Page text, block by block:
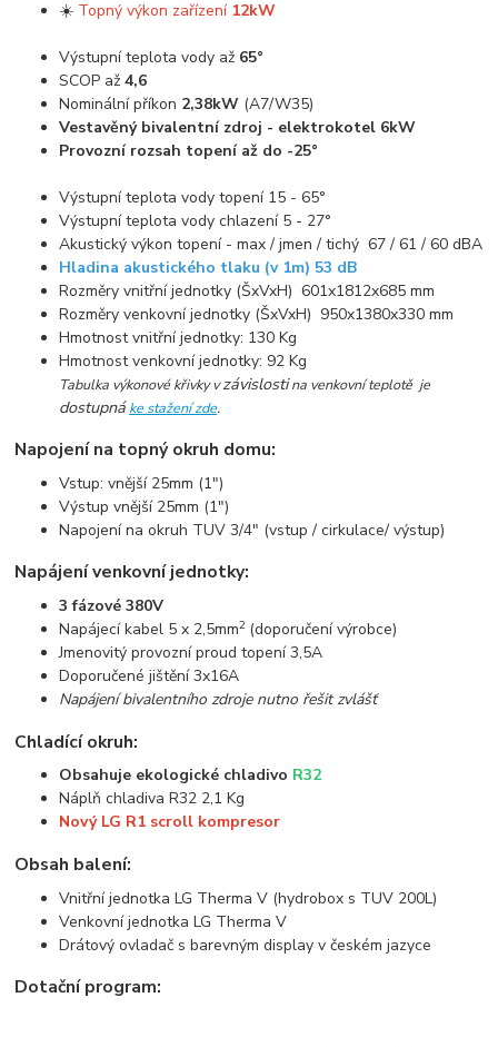
☀️ Topný výkon zařízení12kW
Výstupní teplota vody až 65°
SCOP až 4,6
Nominální příkon 2,38kW (A7/W35)
Vestavěný bivalentní zdroj - elektrokotel 6kW
Provozní rozsah topení až do -25°
Výstupní teplota vody topení 15 - 65°
Výstupní teplota vody chlazení 5 - 27°
Akustický výkon topení - max / jmen / tichý 67 / 61 / 60 dBA
Hladina akustického tlaku (v 1m) 53 dB
Rozměry vnitřní jednotky (ŠxVxH) 601x1812x685 mm
Rozměry venkovní jednotky (ŠxVxH) 950x1380x330 mm
Hmotnost vnitřní jednotky: 130 Kg
Hmotnost venkovní jednotky: 92 Kg
Tabulka výkonové křivky vzávislostina venkovní teplotě je
dostupná ke stažení zde.
Napojení na topný okruh domu:
Vstup: vnější 25mm (1")
Výstup vnější 25mm (1")
Napojení na okruh TUV 3/4" (vstup / cirkulace/ výstup)
Napájení venkovní jednotky:
3 fázové 380V
Napájecí kabel 5 x 2,5mm2 (doporučení výrobce)
Jmenovitý provozní proud topení 3,5A
Doporučené jištění 3x16A
Napájení bivalentního zdroje nutno řešit zvlášť
Chladící okruh:
Obsahuje ekologické chladivo R32
Náplň chladiva R32 2,1 Kg
Nový LG R1 scroll kompresor
Obsah balení:
Vnitřní jednotka LG Therma V (hydrobox s TUV 200L)
Venkovní jednotka LG Therma V
Drátový ovladač s barevným display v českém jazyce
Dotační program: